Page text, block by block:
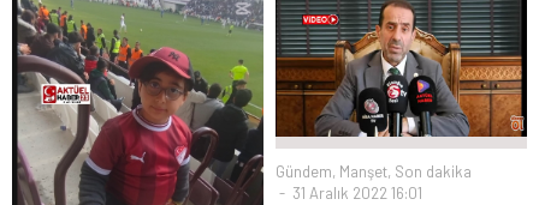
Gündem, Manşet, Son dakika
31 Aralık 2022 16:01